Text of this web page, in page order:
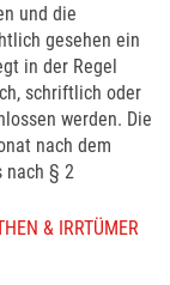
und die
gesehen ein
in der Regel
schriftlich oder
werden. Die
nach dem
nach § 2
& IRRTÜMER